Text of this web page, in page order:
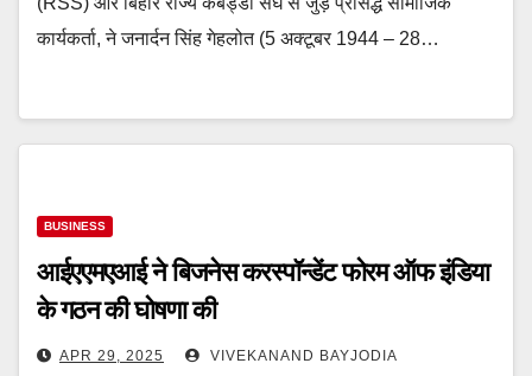
कार्यकर्ता, ने जनार्दन सिंह गेहलोत (5 अक्टूबर 1944 – 28…
BUSINESS
आईएएमएआई ने बिजनेस करस्‍पॉन्‍डेंट फोरम ऑफ इंडिया
के गठन की घोषणा की
APR 29, 2025 VIVEKANAND BAYJODIA